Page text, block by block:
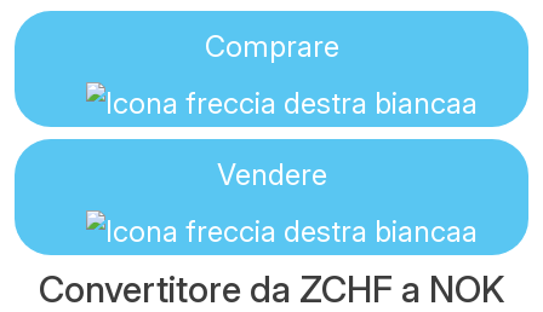
Comprare
Vendere
Convertitore da ZCHF a NOK